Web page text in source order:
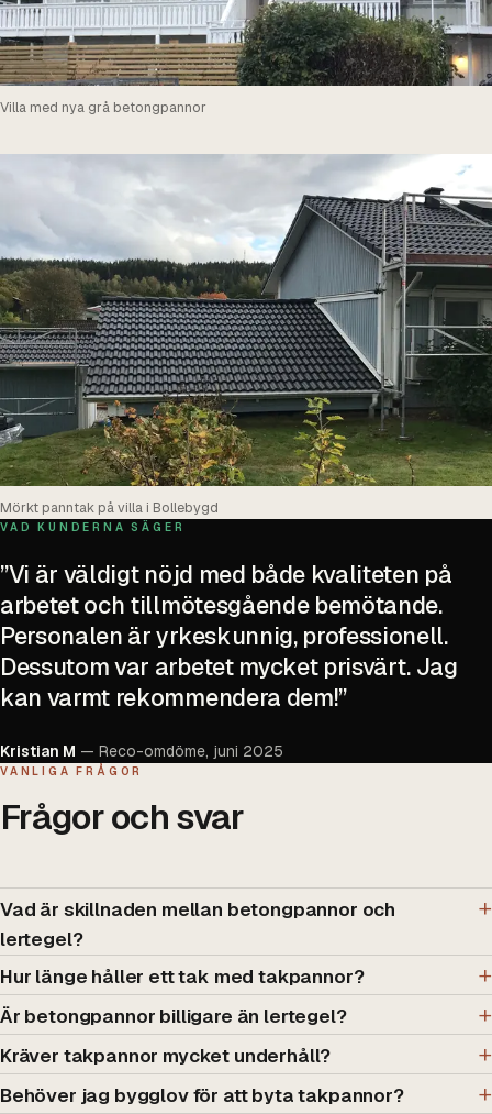
Villa med nya grå betongpannor
Mörkt panntak på villa i Bollebygd
VAD KUNDERNA SÄGER
”Vi är väldigt nöjd med både kvaliteten på
arbetet och tillmötesgående bemötande.
Personalen är yrkeskunnig, professionell.
Dessutom var arbetet mycket prisvärt. Jag
kan varmt rekommendera dem!”
Kristian M — Reco-omdöme, juni 2025
VANLIGA FRÅGOR
Frågor och svar
Vad är skillnaden mellan betongpannor och
lertegel?
Hur länge håller ett tak med takpannor?
Är betongpannor billigare än lertegel?
Kräver takpannor mycket underhåll?
Behöver jag bygglov för att byta takpannor?